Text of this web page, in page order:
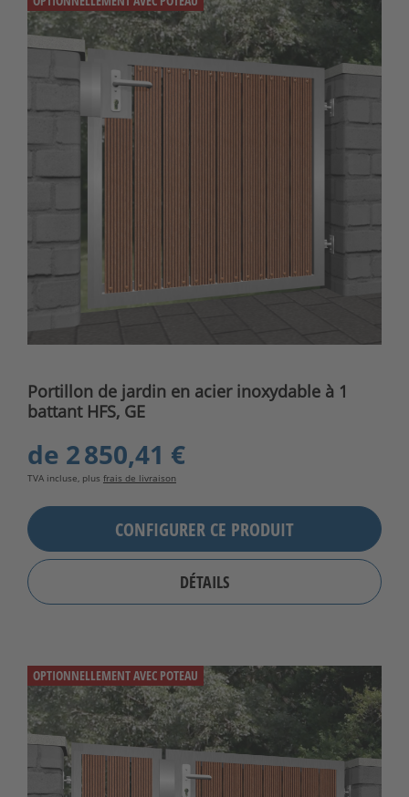
Portillon de jardin en acier inoxydable à 1
battant HFS, GE
de 2 850,41 €
TVA incluse, plus frais de livraison
CONFIGURER CE PRODUIT
DÉTAILS
OPTIONNELLEMENT AVEC POTEAU